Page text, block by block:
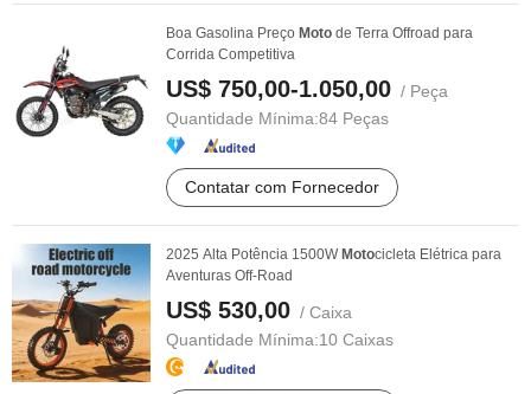
Boa Gasolina Preço Moto de Terra Offroad para
Corrida Competitiva
US$ 750,00-1.050,00 / Peça
Quantidade Mínima:84 Peças
Contatar com Fornecedor
2025 Alta Potência 1500W Motocicleta Elétrica para
Aventuras Off-Road
US$ 530,00 / Caixa
Quantidade Mínima:10 Caixas